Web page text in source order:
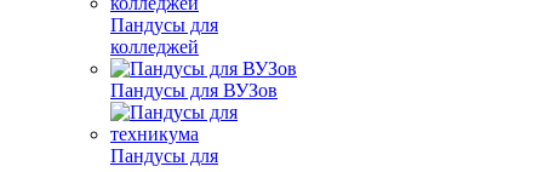
Пандусы для
колледжей
Пандусы для ВУЗов
Пандусы для